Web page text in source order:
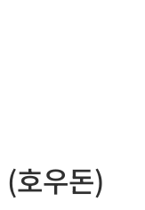
호우돈)